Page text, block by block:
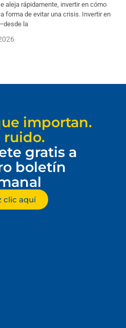
aleja rápidamente, invertir en cómo
forma de evitar una crisis. Invertir en
la
importan.
ruido.
gratis a
boletín
clic aquí